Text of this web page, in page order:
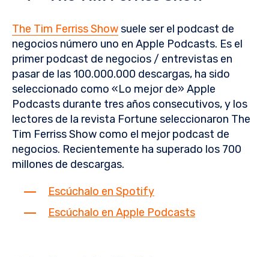
The Tim Ferriss Showsuele ser el podcast de
negocios número uno en Apple Podcasts. Es el
primer podcast de negocios / entrevistas en
pasar de las 100.000.000 descargas, ha sido
seleccionado como «Lo mejor de» Apple
Podcasts durante tres años consecutivos, y los
lectores de la revista Fortune seleccionaron The
Tim Ferriss Show como el mejor podcast de
negocios. Recientemente ha superado los 700
millones de descargas.
Escúchalo en Spotify
Escúchalo en Apple Podcasts